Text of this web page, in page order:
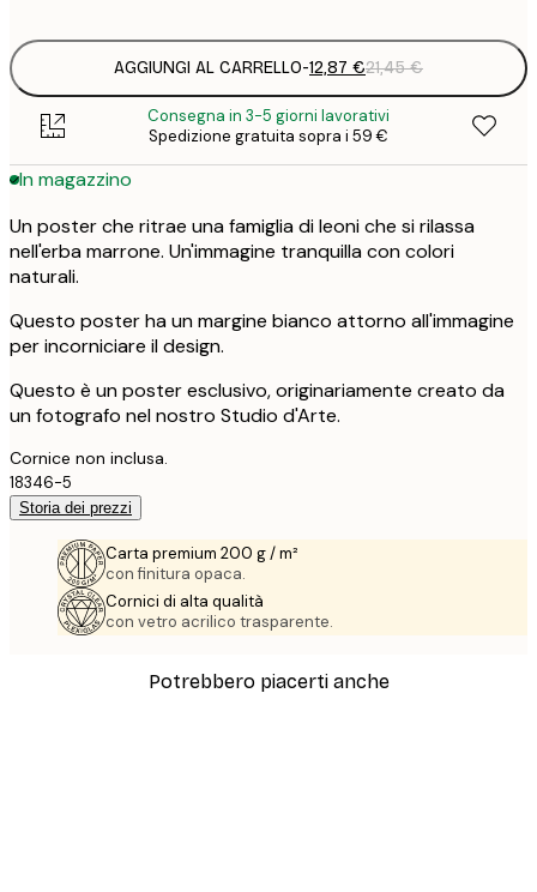
AGGIUNGI AL CARRELLO-12,87 €21,45 €
Consegna in 3-5 giorni lavorativi
Spedizione gratuita sopra i 59 €
In magazzino
Un poster che ritrae una famiglia di leoni che si rilassa
nell'erba marrone. Un'immagine tranquilla con colori
naturali.
Questo poster ha un margine bianco attorno all'immagine
per incorniciare il design.
Questo è un poster esclusivo, originariamente creato da
un fotografo nel nostro Studio d'Arte.
Cornice non inclusa.
18346-5
Storia dei prezzi
Carta premium 200 g / m²
con finitura opaca.
Cornici di alta qualità
con vetro acrilico trasparente.
Potrebbero piacerti anche